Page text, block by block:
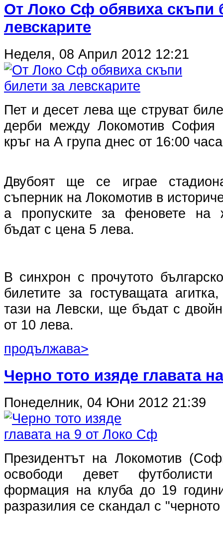
От Локо Сф обявиха скъпи
левскарите
Неделя, 08 Април 2012 12:21
Пет и десет лева ще струват
дерби между Локомотив София
кръг на А група днес от 16:00
Двубоят ще се играе
съперник на Локомотив в
а пропуските за феновете на
бъдат с цена 5 лева.
В синхрон с прочутото
билетите за гостуващата
тази на Левски, ще бъдат с
от 10 лева.
продължава>
Черно тото изяде главата
Понеделник, 04 Юни 2012 21:39
Президентът на Локомотив
освободи девет
формация на клуба до 19
разразилия се скандал с "черното